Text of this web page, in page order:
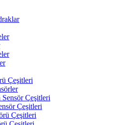
Çeşitleri
Sensör Çeşitleri
Çeşitleri
Çeşitleri